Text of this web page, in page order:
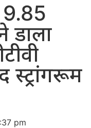
9.85
डाला
स्ट्रांगरूम
pm